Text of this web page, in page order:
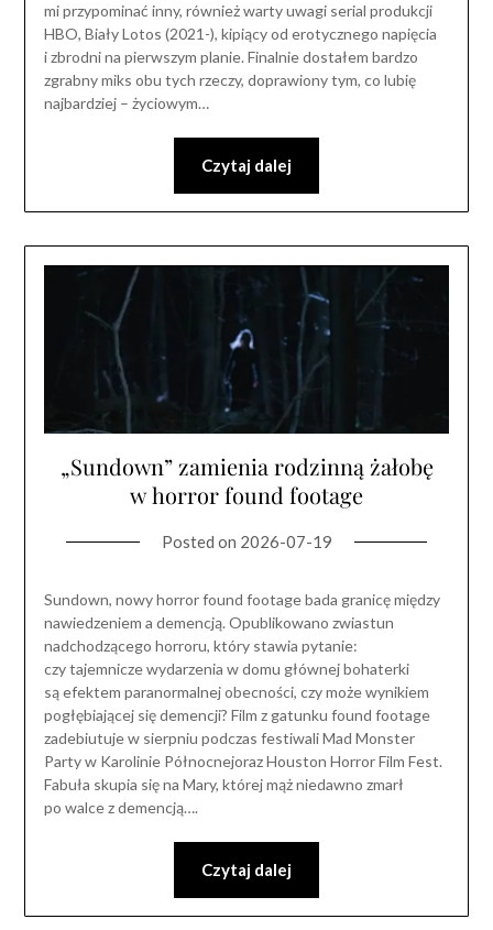
mi przypominać inny, również warty uwagi serial produkcji
HBO, Biały Lotos (2021-), kipiący od erotycznego napięcia
i zbrodni na pierwszym planie. Finalnie dostałem bardzo
zgrabny miks obu tych rzeczy, doprawiony tym, co lubię
najbardziej – życiowym…
Czytaj dalej
„Sundown” zamienia rodzinną żałobę
w horror found footage
Posted on 2026-07-19
Sundown, nowy horror found footage bada granicę między
nawiedzeniem a demencją. Opublikowano zwiastun
nadchodzącego horroru, który stawia pytanie:
czy tajemnicze wydarzenia w domu głównej bohaterki
są efektem paranormalnej obecności, czy może wynikiem
pogłębiającej się demencji? Film z gatunku found footage
zadebiutuje w sierpniu podczas festiwali Mad Monster
Party w Karolinie Północnejoraz Houston Horror Film Fest.
Fabuła skupia się na Mary, której mąż niedawno zmarł
po walce z demencją….
Czytaj dalej